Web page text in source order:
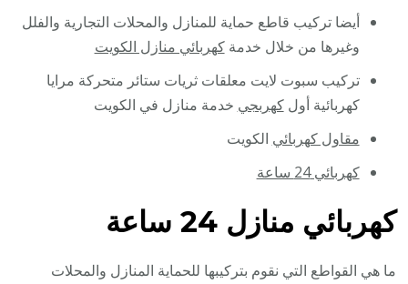
أيضا تركيب قاطع حماية للمنازل والمحلات التجارية والفلل
وغيرها من خلال خدمةكهربائي منازل الكويت
تركيب سبوت لايت معلقات ثريات ستائر متحركة مرايا
كهربائية أولكهربجي خدمة منازل في الكويت
مقاول كهربائي الكويت
كهربائي 24 ساعة
كهربائي منازل 24 ساعة
ما هي القواطع التي نقوم بتركيبها للحماية المنازل والمحلات